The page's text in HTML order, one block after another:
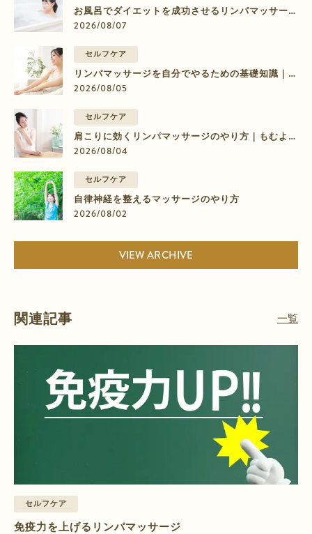
お風呂でダイエットを成功させるリンパマッサージ
のやり方【部位別】
2026/08/07
セルフケア
リンパマッサージを自分でやるための基礎知識｜脚
のむくみに効く9ステップ
2026/08/05
セルフケア
肩こりに効くリンパマッサージのやり方｜もむより
流すマッサージの4ステップ
2026/08/04
セルフケア
自律神経を整えるマッサージのやり方
2026/08/02
VIEW ARCHIVE
関連記事 一覧
セルフケア
免疫力を上げるリンパマッサージ